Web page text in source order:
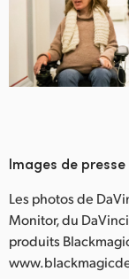
Images de presse
Les photos de
Monitor, du
produits